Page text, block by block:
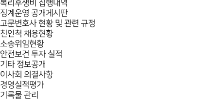
복리후생비 집행내역
징계운영 공개게시판
고문변호사 현황 및 관련 규정
친인척 채용현황
소송위임현황
안전보건 투자 실적
기타 정보공개
이사회 의결사항
경영실적평가
기록물 관리